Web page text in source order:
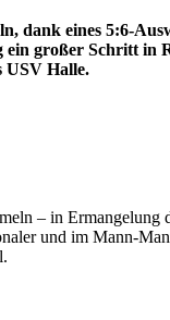
eines 5:6-
großer Schritt
USV Halle.
– in
und im Mann-